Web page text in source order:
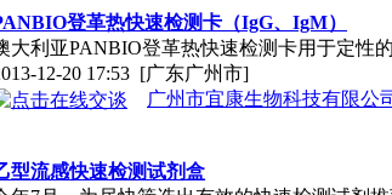
登革热快速检测卡（IgG、IgM）
大利亚PANBIO登革热快速检测卡用于定性
12-20 17:53 [广东广州市]
广州市宜康生物科技有限公司
型流感快速检测试剂盒